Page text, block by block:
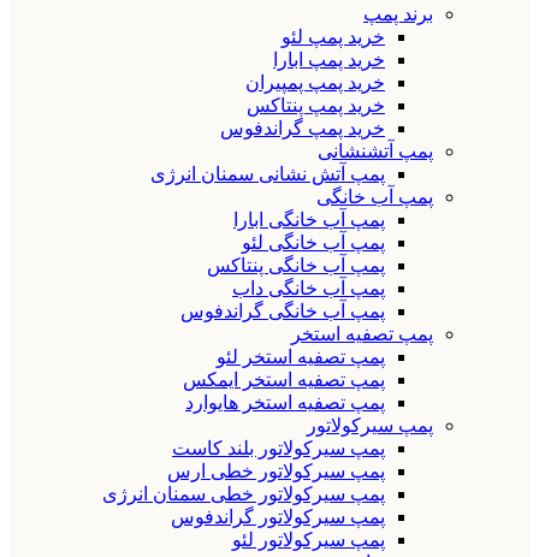
برند پمپ
خرید پمپ لئو
خرید پمپ ابارا
خرید پمپ پمپیران
خرید پمپ پنتاکس
خرید پمپ گراندفوس
پمپ آتشنشانی
پمپ آتش نشانی سمنان انرژی
پمپ آب خانگی
پمپ آب خانگی ابارا
پمپ آب خانگی لئو
پمپ آب خانگی پنتاکس
پمپ آب خانگی داب
پمپ آب خانگی گراندفوس
پمپ تصفیه استخر
پمپ تصفیه استخر لئو
پمپ تصفیه استخر ایمکس
پمپ تصفیه استخر هایوارد
پمپ سیرکولاتور
پمپ سیرکولاتور بلند کاست
پمپ سیرکولاتور خطی ارس
پمپ سیرکولاتور خطی سمنان انرژی
پمپ سیرکولاتور گراندفوس
پمپ سیرکولاتور لئو